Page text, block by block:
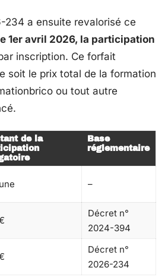
234 a ensuite revalorisé ce
1er avril 2026, la participation
inscription. Ce forfait
soit le prix total de la formation
ou tout autre
de la
Base
réglementaire
–
Décret n°
2024-394
Décret n°
2026-234